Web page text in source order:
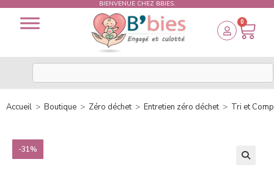
BIENVENUE CHEZ BBIES.
0
Accueil > Boutique > Zéro déchet > Entretien zéro déchet > Tri et
-31%